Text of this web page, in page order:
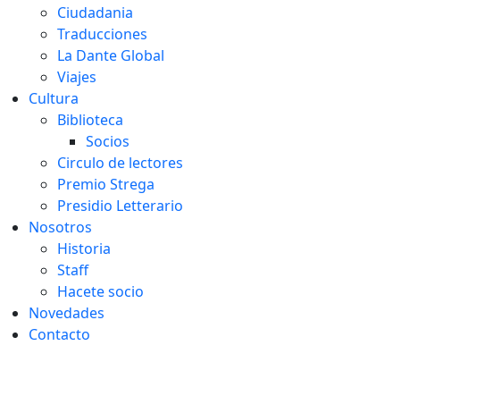
Ciudadania
Traducciones
La Dante Global
Viajes
Cultura
Biblioteca
Socios
Circulo de lectores
Premio Strega
Presidio Letterario
Nosotros
Historia
Staff
Hacete socio
Novedades
Contacto